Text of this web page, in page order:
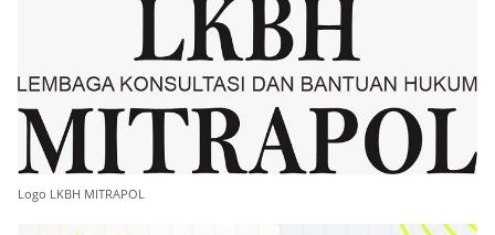
Logo LKBH MITRAPOL